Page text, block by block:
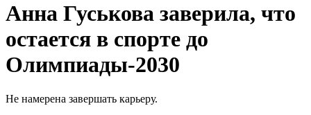
Анна Гуськова заверила, что
остается в спорте до
Олимпиады-2030
Не намерена завершать карьеру.